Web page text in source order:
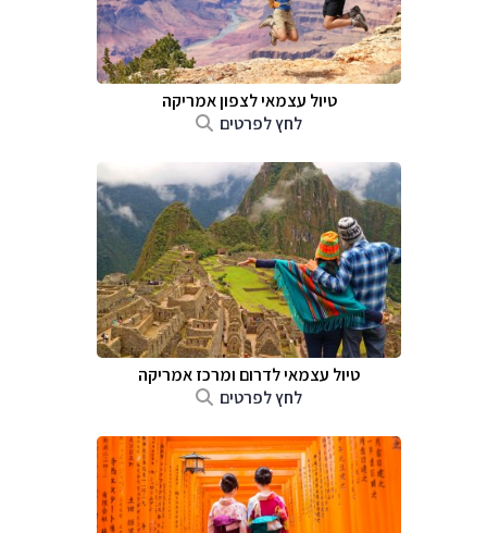
טיול עצמאי לצפון אמריקה
לחץ לפרטים
טיול עצמאי לדרום ומרכז אמריקה
לחץ לפרטים